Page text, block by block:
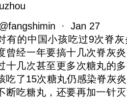
· Jan 27
有的中国小孩吃过9次脊
曾经一年要搞十几次脊灰
十几次甚至更多次糖丸的
吃了15次糖丸仍感染脊灰
断吃糖丸，还要再加一针